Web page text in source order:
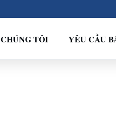
TÔI YÊU CẦU